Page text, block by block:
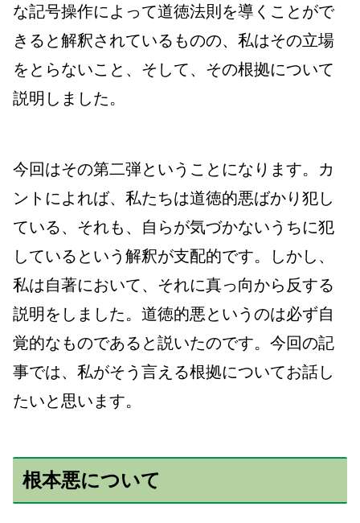
な記号操作によって道徳法則を導くことがで
きると解釈されているものの、私はその立場
をとらないこと、そして、その根拠について
説明しました。
今回はその第二弾ということになります。 カ
ントによれば、私たちは道徳的悪ばかり犯し
ている、それも、自らが気づかないうちに犯
しているという解釈が支配的です。しかし、
私は自著において、それに真っ向から反する
説明をしました。道徳的悪というのは必ず自
覚的なものであると説いたのです。 今回の記
事では、私がそう言える根拠についてお話し
たいと思います。
根本悪について